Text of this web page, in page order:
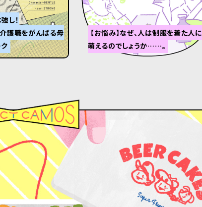
し！
護職をがんばる母
【お悩み】なぜ、人は制服を着た人に
萌えるのでしょうか……。